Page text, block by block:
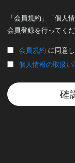
「会員規約」「個人
会員登録を行ってくだ
会員規約 に同意
個人情報の取扱い
確